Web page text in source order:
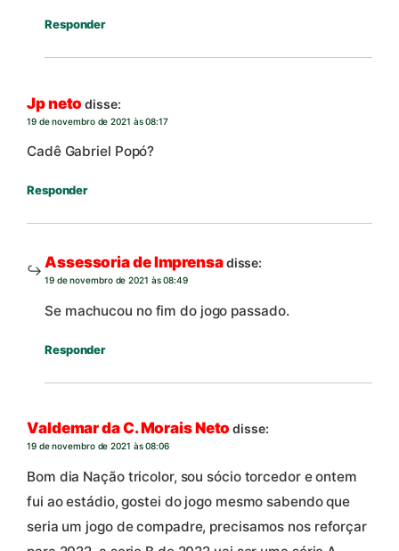
Responder
Jp neto disse:
19 de novembro de 2021 às 08:17
Cadê Gabriel Popó?
Responder
Assessoria de Imprensadisse:
19 de novembro de 2021 às 08:49
Se machucou no fim do jogo passado.
Responder
Valdemar da C. Morais Neto disse:
19 de novembro de 2021 às 08:06
Bom dia Nação tricolor, sou sócio torcedor e ontem
fui ao estádio, gostei do jogo mesmo sabendo que
seria um jogo de compadre, precisamos nos reforçar